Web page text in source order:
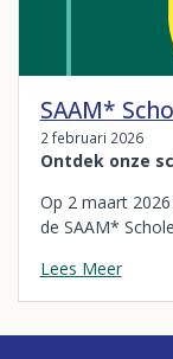
SAAM*
2 februari 2026
Ontdek onze
Op 2 maart
de SAAM*
Lees Meer